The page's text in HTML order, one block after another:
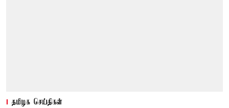
தமிழக செய்திகள்